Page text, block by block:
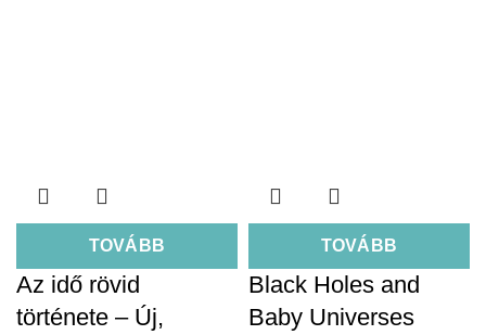
TOVÁBB
Az idő rövid
története – Új,
TOVÁBB
Black Holes and
Baby Universes